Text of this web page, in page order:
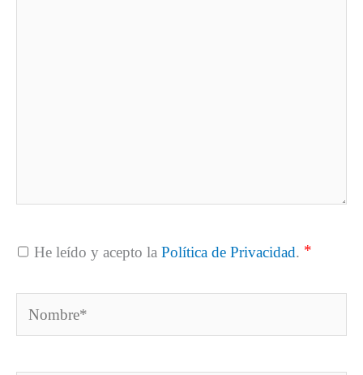
He leído y acepto la Política de Privacidad. *
Nombre*